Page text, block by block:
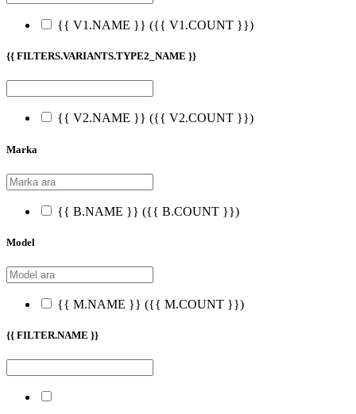
{{ V1.NAME }} ({{ V1.COUNT }})
{{ FILTERS.VARIANTS.TYPE2_NAME }}
{{ V2.NAME }} ({{ V2.COUNT }})
Marka
{{ B.NAME }} ({{ B.COUNT }})
Model
{{ M.NAME }} ({{ M.COUNT }})
{{ FILTER.NAME }}